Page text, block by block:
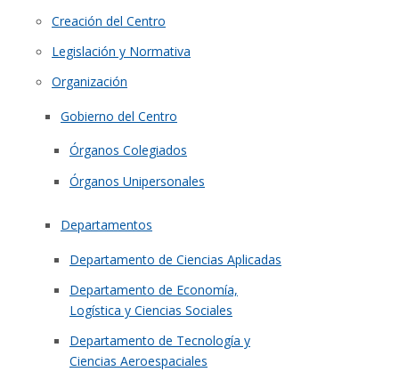
Creación del Centro
Legislación y Normativa
Organización
Gobierno del Centro
Órganos Colegiados
Órganos Unipersonales
Departamentos
Departamento de Ciencias Aplicadas
Departamento de Economía,
Logística y Ciencias Sociales
Departamento de Tecnología y
Ciencias Aeroespaciales